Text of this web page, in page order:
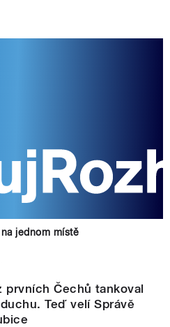
jednom místě
prvních Čechů tankoval
Teď velí Správě